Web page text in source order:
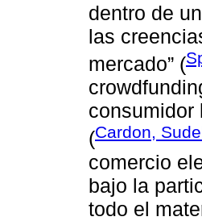
dentro de
las
mercado” (
consumidor
(Cardon,
comercio
bajo la
todo el